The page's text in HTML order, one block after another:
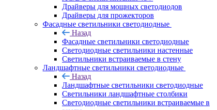
Драйверы для мощных светодиодов
Драйверы для прожекторов
Фасадные светильники светодиодные
Назад
Фасадные светильники светодиодные
Светодиодные светильники настенные
Светильники встраиваемые в стену
Ландшафтные светильники светодиодные
Назад
Ландшафтные светильники светодиодные
Светильники ландшафтные столбики
Светодиодные светильники встраиваемые в